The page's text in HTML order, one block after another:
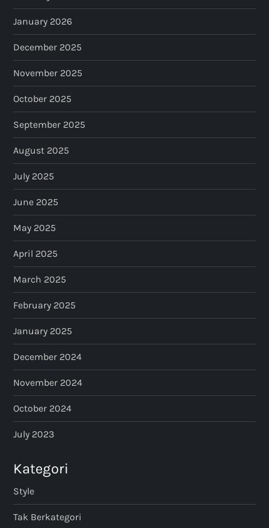
January 2026
December 2025
November 2025
October 2025
September 2025
August 2025
July 2025
June 2025
May 2025
April 2025
March 2025
February 2025
January 2025
December 2024
November 2024
October 2024
July 2023
Kategori
Style
Tak Berkategori